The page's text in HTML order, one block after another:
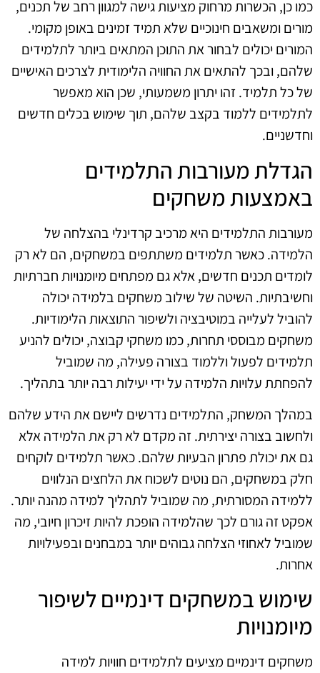
כמו כן, הכשרות מרחוק מציעות גישה למגוון רחב של תכנים,
מורים ומשאבים חינוכיים שלא תמיד זמינים באופן מקומי.
המורים יכולים לבחור את התוכן המתאים ביותר לתלמידים
שלהם, ובכך להתאים את החוויה הלימודית לצרכים האישיים
של כל תלמיד. זהו יתרון משמעותי, שכן הוא מאפשר
לתלמידים ללמוד בקצב שלהם, תוך שימוש בכלים חדשים
וחדשניים.
הגדלת מעורבות התלמידים
באמצעות משחקים
מעורבות התלמידים היא מרכיב קרדינלי בהצלחה של
הלמידה. כאשר תלמידים משתתפים במשחקים, הם לא רק
לומדים תכנים חדשים, אלא גם מפתחים מיומנויות חברתיות
וחשיבתיות. השיטה של שילוב משחקים בלמידה יכולה
להוביל לעלייה במוטיבציה ולשיפור התוצאות הלימודיות.
משחקים מבוססי תחרות, כמו משחקי קבוצה, יכולים להניע
תלמידים לפעול וללמוד בצורה פעילה, מה שמוביל
להפחתת עלויות הלמידה על ידי יעילות רבה יותר בתהליך.
במהלך המשחק, התלמידים נדרשים ליישם את הידע שלהם
ולחשוב בצורה יצירתית. זה מקדם לא רק את הלמידה אלא
גם את יכולת פתרון הבעיות שלהם. כאשר תלמידים לוקחים
חלק במשחקים, הם נוטים לשכוח את הלחצים הנלווים
ללמידה המסורתית, מה שמוביל לתהליך למידה מהנה יותר.
אפקט זה גורם לכך שהלמידה הופכת להיות זיכרון חיובי, מה
שמוביל לאחוזי הצלחה גבוהים יותר במבחנים ובפעילויות
אחרות.
שימוש במשחקים דינמיים לשיפור
מיומנויות
משחקים דינמיים מציעים לתלמידים חוויות למידה